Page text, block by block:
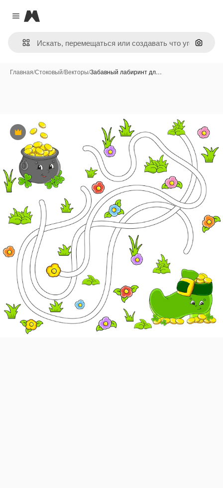
Close menu
Magnific
Поиск
Главная/Стоковый/Векторы/Забавный лабиринт дл…
Премиум